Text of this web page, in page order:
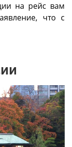
на рейс вам
что с